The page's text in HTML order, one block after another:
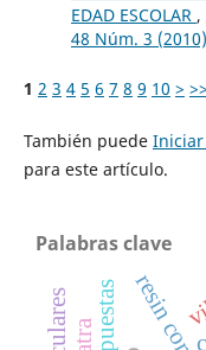
EDAD ESCOLAR ,
48 Núm. 3 (2010)
1 2 3 4 5 6 7 8 9 10 > >>
También puede Iniciar
para este artículo.
Palabras clave